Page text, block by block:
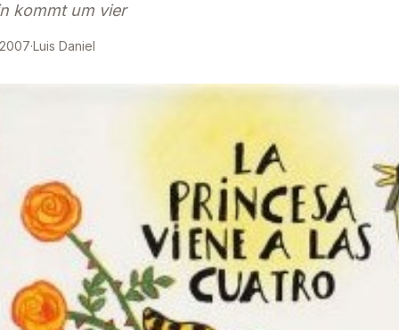
kommt um vier
·Luis Daniel